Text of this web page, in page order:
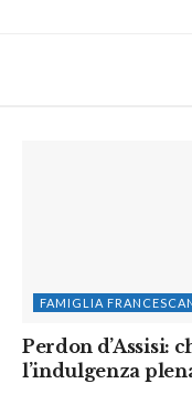
FAMIGLIA
Perdon d’Assisi:
l’indulgenza